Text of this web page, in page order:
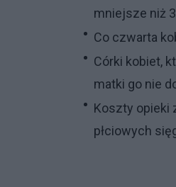
mniejsze niż
Co czwarta
Córki kobiet,
matki go nie
Koszty opieki
płciowych